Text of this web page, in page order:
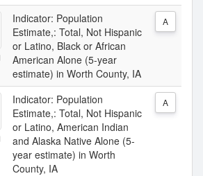
Indicator: Population
Estimate,: Total, Not Hispanic
or Latino, Black or African
American Alone (5-year
estimate) in Worth County, IA
A
Indicator: Population
Estimate,: Total, Not Hispanic
or Latino, American Indian
and Alaska Native Alone (5-
year estimate) in Worth
County, IA
A